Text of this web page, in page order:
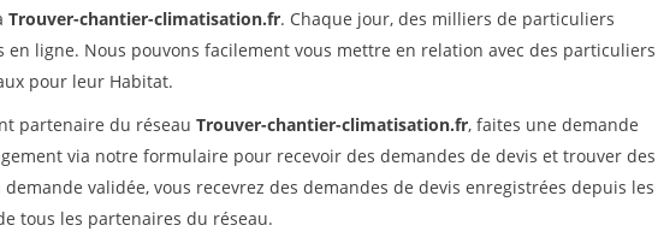
Trouver-chantier-climatisation.fr. Chaque jour, des milliers de particuliers
en ligne. Nous pouvons facilement vous mettre en relation avec des particuliers
pour leur Habitat.
partenaire du réseau Trouver-chantier-climatisation.fr, faites une demande
via notre formulaire pour recevoir des demandes de devis et trouver des
validée, vous recevrez des demandes de devis enregistrées depuis les
tous les partenaires du réseau.